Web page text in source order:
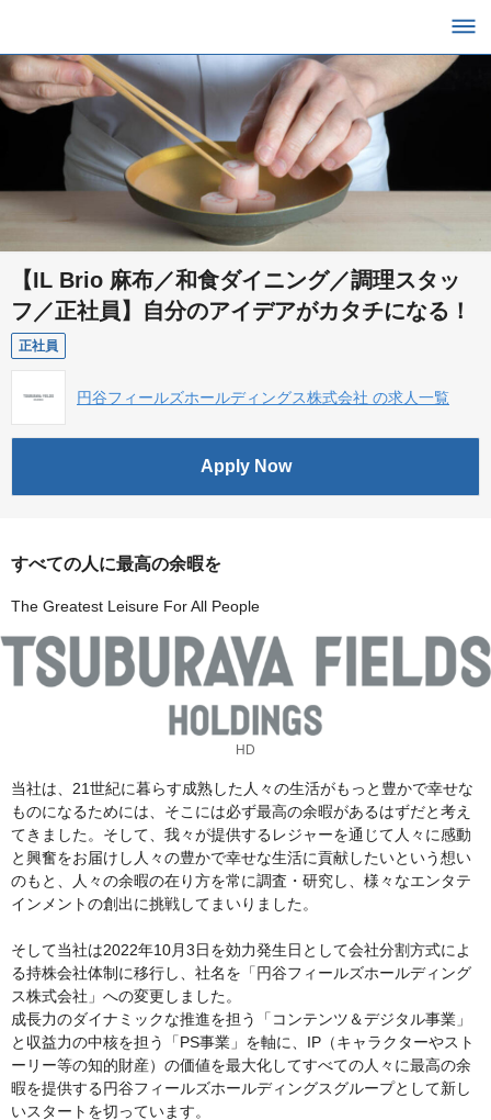
【IL Brio 麻布／和食ダイニング／調理スタッ
フ／正社員】自分のアイデアがカタチになる！
正社員
円谷フィールズホールディングス株式会社 の求人一覧
Apply Now
すべての人に最高の余暇を
The Greatest Leisure For All People
HD
当社は、21世紀に暮らす成熟した人々の生活がもっと豊かで幸せな
ものになるためには、そこには必ず最高の余暇があるはずだと考え
てきました。そして、我々が提供するレジャーを通じて人々に感動
と興奮をお届けし人々の豊かで幸せな生活に貢献したいという想い
のもと、人々の余暇の在り方を常に調査・研究し、様々なエンタテ
インメントの創出に挑戦してまいりました。
そして当社は2022年10月3日を効力発生日として会社分割方式によ
る持株会社体制に移行し、社名を「円谷フィールズホールディング
ス株式会社」への変更しました。
成長力のダイナミックな推進を担う「コンテンツ＆デジタル事業」
と収益力の中核を担う「PS事業」を軸に、IP（キャラクターやスト
ーリー等の知的財産）の価値を最大化してすべての人々に最高の余
暇を提供する円谷フィールズホールディングスグループとして新し
いスタートを切っています。